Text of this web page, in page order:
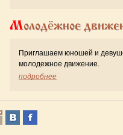
Молодёжное
Приглашаем юношей и
молодежное движение.
подробнее